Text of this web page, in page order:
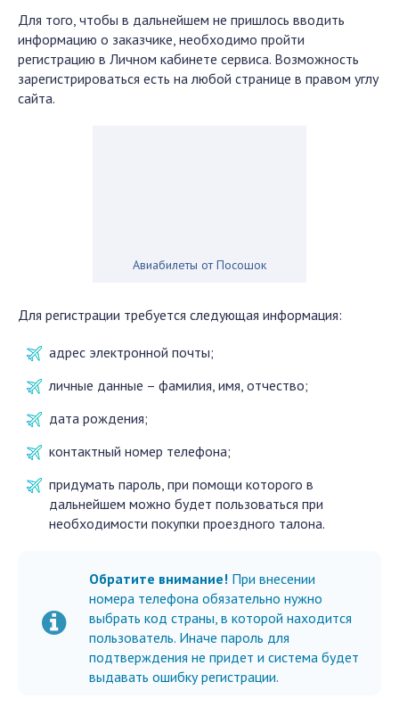
Для того, чтобы в дальнейшем не пришлось вводить
информацию о заказчике, необходимо пройти
регистрацию в Личном кабинете сервиса. Возможность
зарегистрироваться есть на любой странице в правом углу
сайта.
Авиабилеты от Посошок
Для регистрации требуется следующая информация:
адрес электронной почты;
личные данные – фамилия, имя, отчество;
дата рождения;
контактный номер телефона;
придумать пароль, при помощи которого в
дальнейшем можно будет пользоваться при
необходимости покупки проездного талона.
Обратите внимание! При внесении
номера телефона обязательно нужно
выбрать код страны, в которой находится
пользователь. Иначе пароль для
подтверждения не придет и система будет
выдавать ошибку регистрации.